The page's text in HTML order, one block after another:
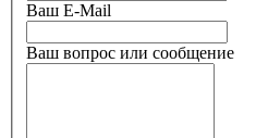
Ваш E-Mail
Ваш вопрос или сообщение